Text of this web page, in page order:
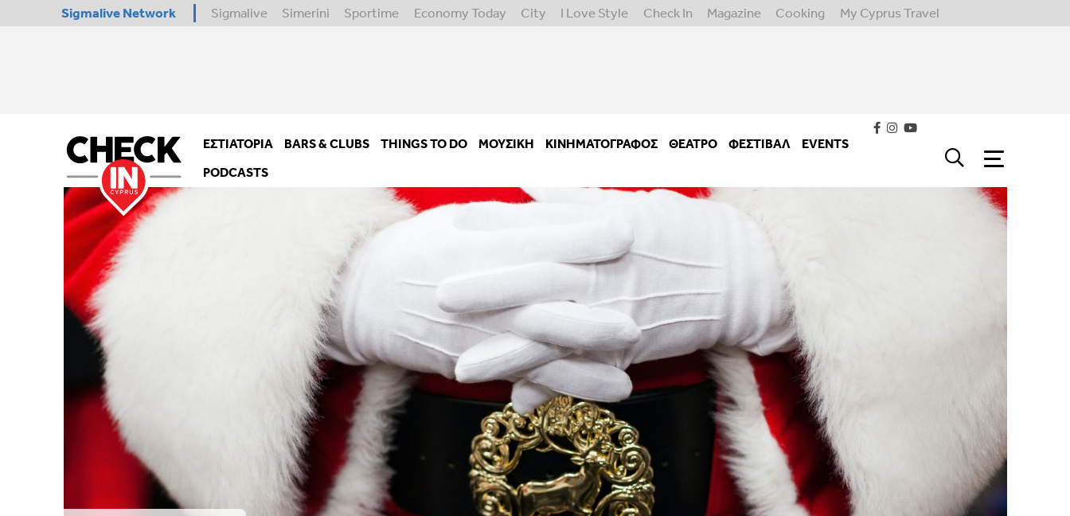
Sigmalive Network Sigmalive Simerini Sportime Economy Today City I Love Style Check In Magazine Cooking My Cyprus Travel
ΕΣΤΙΑΤΌΡΙΑ BARS & CLUBS THINGS TO DO ΜΟΥΣΙΚΉ ΚΙΝΗΜΑΤΟΓΡΆΦΟΣ ΘΈΑΤΡΟ ΦΕΣΤΙΒΑΛ
EVENTS
PODCASTS